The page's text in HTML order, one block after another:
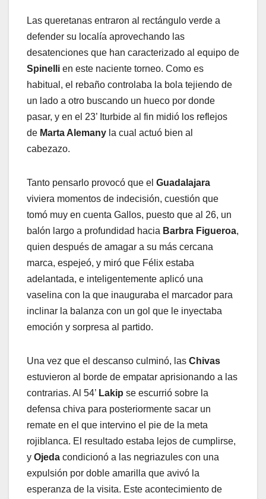
Las queretanas entraron al rectángulo verde a
defender su localía aprovechando las
desatenciones que han caracterizado al equipo de
Spinelli en este naciente torneo. Como es
habitual, el rebaño controlaba la bola tejiendo de
un lado a otro buscando un hueco por donde
pasar, y en el 23’ Iturbide al fin midió los reflejos
de Marta Alemany la cual actuó bien al
cabezazo.
Tanto pensarlo provocó que el Guadalajara
viviera momentos de indecisión, cuestión que
tomó muy en cuenta Gallos, puesto que al 26, un
balón largo a profundidad hacia Barbra Figueroa,
quien después de amagar a su más cercana
marca, espejeó, y miró que Félix estaba
adelantada, e inteligentemente aplicó una
vaselina con la que inauguraba el marcador para
inclinar la balanza con un gol que le inyectaba
emoción y sorpresa al partido.
Una vez que el descanso culminó, las Chivas
estuvieron al borde de empatar aprisionando a las
contrarias. Al 54’ Lakip se escurrió sobre la
defensa chiva para posteriormente sacar un
remate en el que intervino el pie de la meta
rojiblanca. El resultado estaba lejos de cumplirse,
y Ojeda condicionó a las negriazules con una
expulsión por doble amarilla que avivó la
esperanza de la visita. Este acontecimiento de